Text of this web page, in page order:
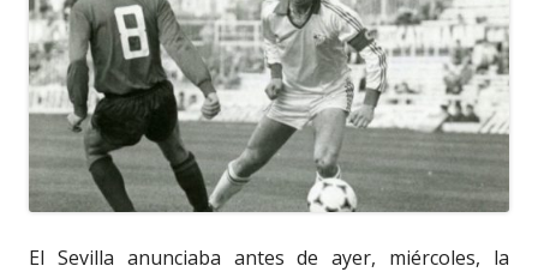
El Sevilla anunciaba antes de ayer, miércoles, la